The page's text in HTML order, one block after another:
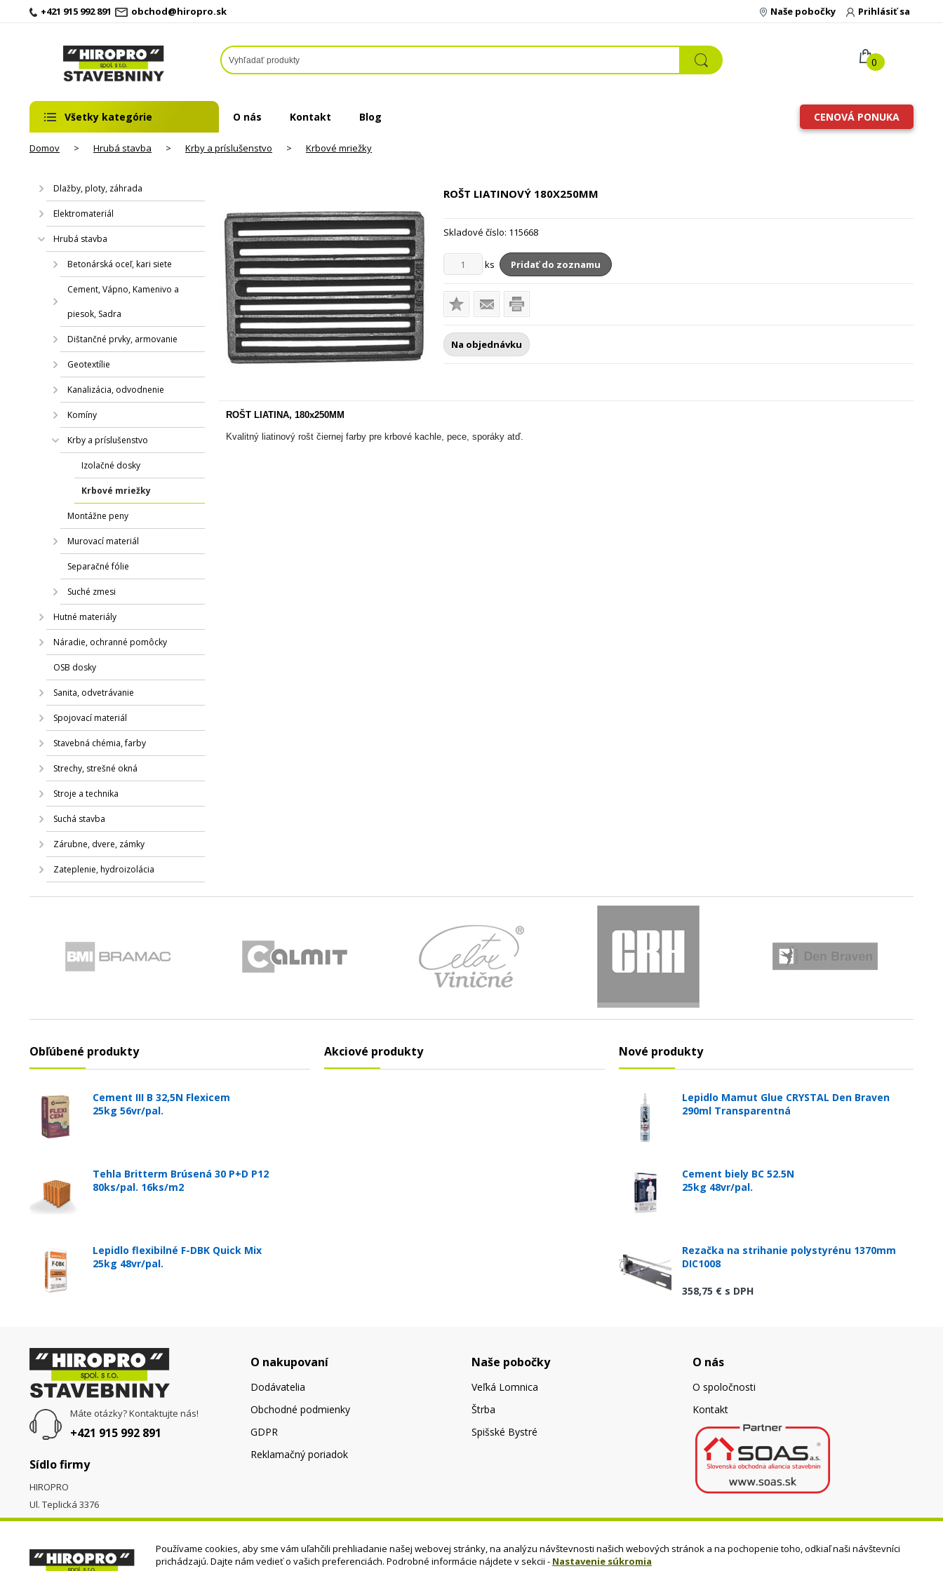
+421 915 992 891 obchod@hiropro.sk Prihlásiť sa
Naše pobočky
0
Všetky kategórie O nás Kontakt Blog CENOVÁ PONUKA
Domov > Hrubá stavba > Krby a príslušenstvo > Krbové mriežky
Dlažby, ploty, záhrada
Elektromateriál
Hrubá stavba
Betonárská oceľ, kari siete
Cement, Vápno, Kamenivo a
piesok, Sadra
Dištančné prvky, armovanie
Geotextílie
Kanalizácia, odvodnenie
Komíny
Krby a príslušenstvo
Izolačné dosky
Krbové mriežky
Montážne peny
Murovací materiál
Separačné fólie
Suché zmesi
Hutné materiály
Náradie, ochranné pomôcky
OSB dosky
Sanita, odvetrávanie
Spojovací materiál
Stavebná chémia, farby
Strechy, strešné okná
Stroje a technika
Suchá stavba
Zárubne, dvere, zámky
Zateplenie, hydroizolácia
ROŠT LIATINOVÝ 180X250MM
Skladové číslo: 115668
ks Pridať do zoznamu
Na objednávku
ROŠT LIATINA, 180x250MM
Kvalitný liatinový rošt čiernej farby pre krbové kachle, pece, sporáky atď.
Obľúbené produkty
Cement III B 32,5N Flexicem
25kg 56vr/pal.
Tehla Britterm Brúsená 30 P+D P12
80ks/pal. 16ks/m2
Lepidlo flexibilné F-DBK Quick Mix
25kg 48vr/pal.
Akciové produkty Nové produkty
Lepidlo Mamut Glue CRYSTAL Den Braven
290ml Transparentná
Cement biely BC 52.5N
25kg 48vr/pal.
Rezačka na strihanie polystyrénu 1370mm
DIC1008
358,75 € s DPH
Máte otázky? Kontaktujte nás!
+421 915 992 891
Sídlo firmy
HIROPRO
Ul. Teplická 3376
058 01Poprad
O nakupovaní
Dodávatelia
Obchodné podmienky
GDPR
Reklamačný poriadok
Naše pobočky
Veľká Lomnica
Štrba
Spišské Bystré
O nás
O spoločnosti
Kontakt
Používame cookies, aby sme vám uľahčili prehliadanie našej webovej stránky, na analýzu návštevnosti našich webových stránok a na pochopenie toho, odkiaľ naši návštevníci
prichádzajú. Dajte nám vedieť o vašich preferenciách. Podrobné informácie nájdete v sekcii - Nastavenie súkromia